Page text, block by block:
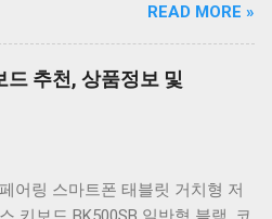
게이밍 키보드 갈축 그레이 화이트
키리스 기계식키보드 구매를 고려
할인 혜택을 놓치지 마세요. 다양
우시죠? 특히 기계식키보드 같은
때는 더 고민이 많을 수 밖에 없습
잉크포함 정품 무한복합기 컬
기 가정용프린터 상세정보참조.
프린터 정품 헤드 카트리지
G3900 G4900 G2910 G3910
G4911 리필 잉크 1개 GI990
READ MORE »
드 추천, 상품정보 및
어링 스마트폰 태블릿 거치형 저